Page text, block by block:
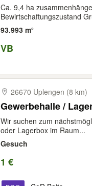
Ca. 9,4 ha
Bewirtschaftungszustand
93.993 m²
VB
26670 Uplengen (8 km)
Gewerbehalle /
Wir suchen zum
oder Lagerbox im Raum...
Gesuch
1 €